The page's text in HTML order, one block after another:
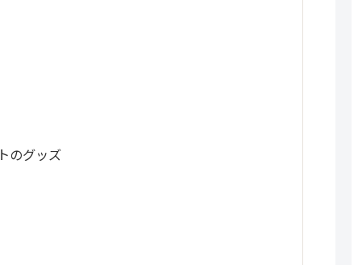
のグッズ